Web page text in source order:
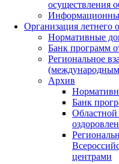
осуществления
Организация летнего
Нормативные
Банк программ
Региональное
Архив
Банк
Областной
центрами